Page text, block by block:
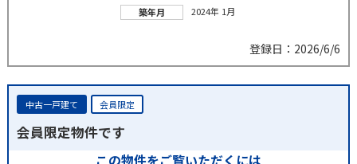
築年月
2024年 1月
登録日：2026/6/6
中古一戸建て 会員限定
会員限定物件です
この物件をご覧いただくには